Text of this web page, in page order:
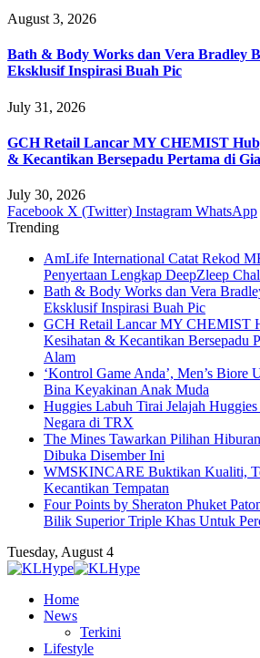
August 3, 2026
Bath & Body Works dan Vera Bradley
Eksklusif Inspirasi Buah Pic
July 31, 2026
GCH Retail Lancar MY CHEMIST
& Kecantikan Bersepadu Pertama di
July 30, 2026
Facebook X (Twitter) Instagram WhatsApp
Trending
AmLife International Catat Rekod
Penyertaan Lengkap DeepZleep
Bath & Body Works dan Vera
Eksklusif Inspirasi Buah Pic
GCH Retail Lancar MY CHEMIST
Kesihatan & Kecantikan Bersepadu
Alam
‘Kontrol Game Anda’, Men’s Biore
Bina Keyakinan Anak Muda
Huggies Labuh Tirai Jelajah
Negara di TRX
The Mines Tawarkan Pilihan
Dibuka Disember Ini
WMSKINCARE Buktikan Kualiti,
Kecantikan Tempatan
Four Points by Sheraton Phuket
Bilik Superior Triple Khas Untuk
Tuesday, August 4
Home
News
Terkini
Lifestyle